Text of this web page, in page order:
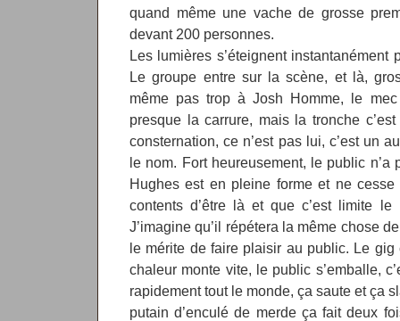
quand même une vache de grosse
devant 200 personnes.
Les lumières s’éteignent instantanément
Le groupe entre sur la scène, et là,
même pas trop à Josh Homme, le
presque la carrure, mais la tronche
consternation, ce n’est pas lui, c’est un
le nom. Fort heureusement, le public n’a
Hughes est en pleine forme et ne cesse
contents d’être là et que c’est limite
J’imagine qu’il répétera la même chose
le mérite de faire plaisir au public. Le gig
chaleur monte vite, le public s’emballe,
rapidement tout le monde, ça saute et ça
putain d’enculé de merde ça fait deux